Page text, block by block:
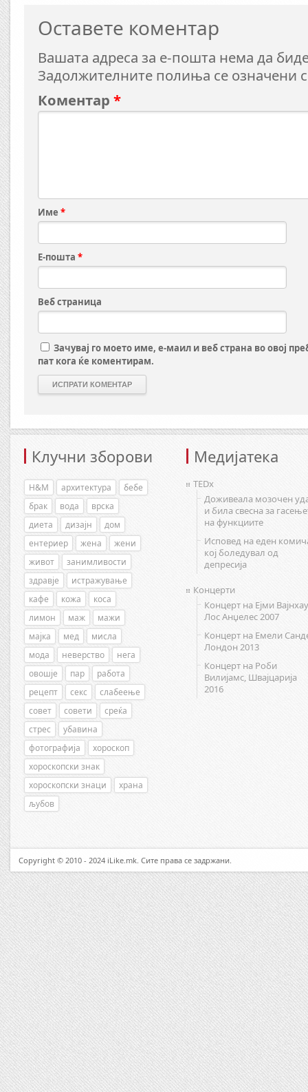
Оставете коментар
Вашата адреса за е-пошта нема да
Задолжителните полиња се означени
Коментар *
Име *
Е-пошта *
Веб страница
Зачувај го моето име, е-маил и веб страна во овој
пат кога ќе коментирам.
Клучни зборови
H&M архитектура
бебе
брак
вода
врска
диета
дизајн
дом
ентериер
жена
жени
живот
занимливости
здравје
истражување
кафе
кожа
коса
лимон
маж
мажи
мајка
мед
мисла
мода
неверство
нега
овошје
пар
работа
рецепт
секс
слабеење
совет
совети
среќа
стрес
убавина
фотографија
хороскоп
хороскопски знак
хороскопски знаци
храна
љубов
Медијатека
TEDx
Доживеала мозочен
и била свесна за
на функциите
Исповед на еден
кој боледувал од
депресија
Концерти
Концерт на Ејми
Лос Анџелес 2007
Концерт на Емели
Лондон 2013
Концерт на Роби
Вилијамс, Швајцарија
2016
Copyright © 2010 - 2024 iLike.mk. Сите права се задржани.